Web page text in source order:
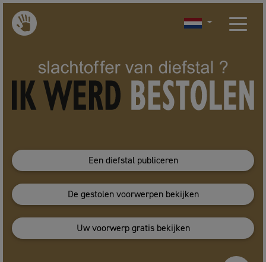
Een diefstal publiceren
De gestolen voorwerpen bekijken
Uw voorwerp gratis bekijken